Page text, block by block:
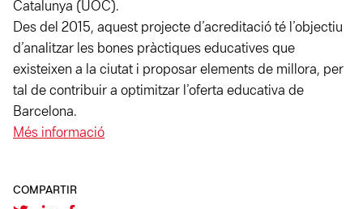
COMPARTIR
Catalunya (UOC).
Des del 2015, aquest projecte d’acreditació té l’objectiu
d’analitzar les bones pràctiques educatives que
existeixen a la ciutat i proposar elements de millora, per
tal de contribuir a optimitzar l’oferta educativa de
Barcelona.
Més informació